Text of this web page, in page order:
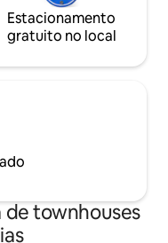
Estacionamento
gratuito no local
townhouses